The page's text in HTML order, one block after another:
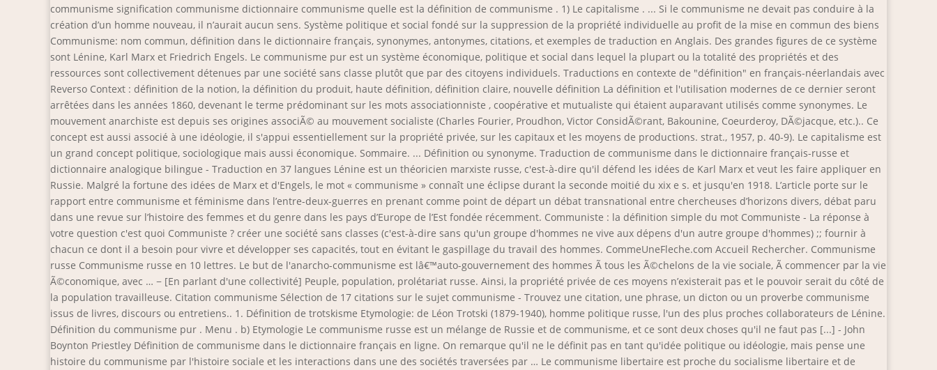
communisme signification communisme dictionnaire communisme quelle est la définition de communisme . 1) Le capitalisme . ... Si le communisme ne devait pas conduire à la
création d’un homme nouveau, il n’aurait aucun sens. Système politique et social fondé sur la suppression de la propriété individuelle au profit de la mise en commun des biens
Communisme: nom commun, définition dans le dictionnaire français, synonymes, antonymes, citations, et exemples de traduction en Anglais. Des grandes figures de ce système
sont Lénine, Karl Marx et Friedrich Engels. Le communisme pur est un système économique, politique et social dans lequel la plupart ou la totalité des propriétés et des
ressources sont collectivement détenues par une société sans classe plutôt que par des citoyens individuels. Traductions en contexte de "définition" en français-néerlandais avec
Reverso Context : définition de la notion, la définition du produit, haute définition, définition claire, nouvelle définition La définition et l'utilisation modernes de ce dernier seront
arrêtées dans les années 1860, devenant le terme prédominant sur les mots associationniste , coopérative et mutualiste qui étaient auparavant utilisés comme synonymes. Le
mouvement anarchiste est depuis ses origines associÃ© au mouvement socialiste (Charles Fourier, Proudhon, Victor ConsidÃ©rant, Bakounine, Coeurderoy, DÃ©jacque, etc.).. Ce
concept est aussi associé à une idéologie, il s'appui essentiellement sur la propriété privée, sur les capitaux et les moyens de productions. strat., 1957, p. 40-9). Le capitalisme est
un grand concept politique, sociologique mais aussi économique. Sommaire. ... Définition ou synonyme. Traduction de communisme dans le dictionnaire français-russe et
dictionnaire analogique bilingue - Traduction en 37 langues Lénine est un théoricien marxiste russe, c'est-à-dire qu'il défend les idées de Karl Marx et veut les faire appliquer en
Russie. Malgré la fortune des idées de Marx et d'Engels, le mot « communisme » connaît une éclipse durant la seconde moitié du xix e s. et jusqu'en 1918. L’article porte sur le
rapport entre communisme et féminisme dans l’entre-deux-guerres en prenant comme point de départ un débat transnational entre chercheuses d’horizons divers, débat paru
dans une revue sur l’histoire des femmes et du genre dans les pays d’Europe de l’Est fondée récemment. Communiste : la définition simple du mot Communiste - La réponse à
votre question c'est quoi Communiste ? créer une société sans classes (c'est-à-dire sans qu'un groupe d'hommes ne vive aux dépens d'un autre groupe d'hommes) ;; fournir à
chacun ce dont il a besoin pour vivre et développer ses capacités, tout en évitant le gaspillage du travail des hommes. CommeUneFleche.com Accueil Rechercher. Communisme
russe Communisme russe en 10 lettres. Le but de l'anarcho-communisme est lâ€™auto-gouvernement des hommes Ã tous les Ã©chelons de la vie sociale, Ã commencer par la vie
Ã©conomique, avec … − [En parlant d'une collectivité] Peuple, population, prolétariat russe. Ainsi, la propriété privée de ces moyens n’existerait pas et le pouvoir serait du côté de
la population travailleuse. Citation communisme Sélection de 17 citations sur le sujet communisme - Trouvez une citation, une phrase, un dicton ou un proverbe communisme
issus de livres, discours ou entretiens.. 1. Définition de trotskisme Etymologie: de Léon Trotski (1879-1940), homme politique russe, l'un des plus proches collaborateurs de Lénine.
Définition du communisme pur . Menu . b) Etymologie Le communisme russe est un mélange de Russie et de communisme, et ce sont deux choses qu'il ne faut pas [...] - John
Boynton Priestley Définition de communisme dans le dictionnaire français en ligne. On remarque qu'il ne le définit pas en tant qu'idée politique ou idéologie, mais pense une
histoire du communisme par l'histoire sociale et les interactions dans une des sociétés traversées par … Le communisme libertaire est proche du socialisme libertaire et de